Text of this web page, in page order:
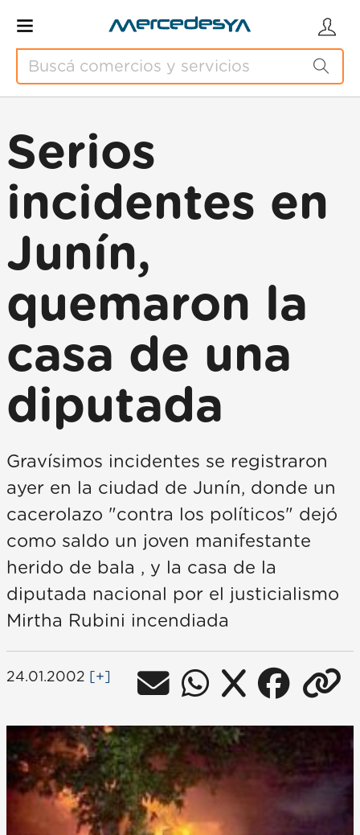
Serios
incidentes en
Junín,
quemaron la
casa de una
diputada
Gravísimos incidentes se registraron
ayer en la ciudad de Junín, donde un
cacerolazo "contra los políticos" dejó
como saldo un joven manifestante
herido de bala , y la casa de la
diputada nacional por el justicialismo
Mirtha Rubini incendiada
24.01.2002 [+]